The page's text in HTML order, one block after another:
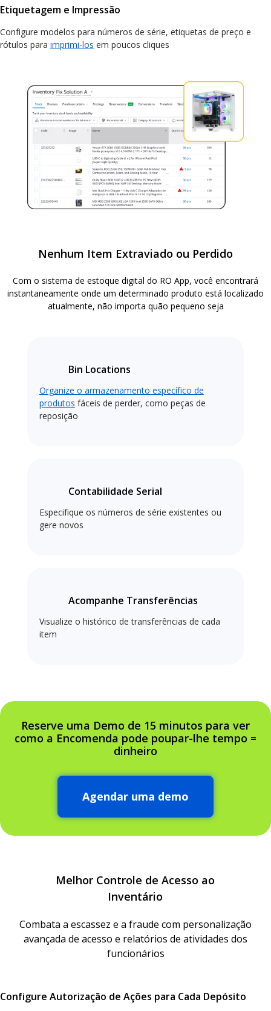
Etiquetagem e Impressão
Configure modelos para números de série, etiquetas de preço e
rótulos para imprimi-los em poucos cliques
Nenhum Item Extraviado ou Perdido
Com o sistema de estoque digital do RO App, você encontrará
instantaneamente onde um determinado produto está localizado
atualmente, não importa quão pequeno seja
Bin Locations
Organize o armazenamento específico de
produtos fáceis de perder, como peças de
reposição
Contabilidade Serial
Especifique os números de série existentes ou
gere novos
Acompanhe Transferências
Visualize o histórico de transferências de cada
item
Reserve uma Demo de 15 minutos para ver
como a Encomenda pode poupar-lhe tempo =
dinheiro
Agendar uma demo
Melhor Controle de Acesso ao
Inventário
Combata a escassez e a fraude com personalização
avançada de acesso e relatórios de atividades dos
funcionários
Configure Autorização de Ações para Cada Depósito